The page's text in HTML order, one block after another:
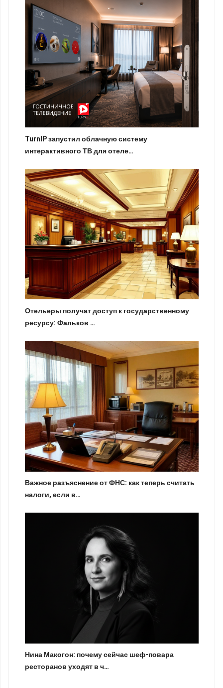
TurnIP запустил облачную систему
интерактивного ТВ для отеле…
Отельеры получат доступ к государственному
ресурсу: Фальков …
Важное разъяснение от ФНС: как теперь считать
налоги, если в…
Нина Макогон: почему сейчас шеф-повара
ресторанов уходят в ч…